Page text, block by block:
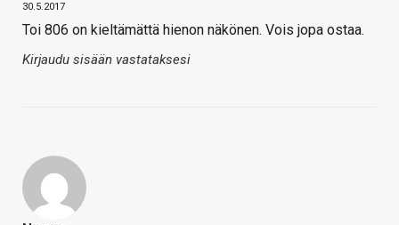
30.5.2017
Toi 806 on kieltämättä hienon näkönen. Vois jopa ostaa.
Kirjaudu sisään vastataksesi